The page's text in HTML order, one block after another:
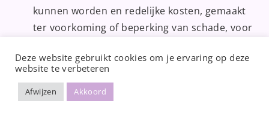
kunnen worden en redelijke kosten, gemaakt
ter voorkoming of beperking van schade, voor
kosten hebben geleid tot beperking van directe
voorwaarden. Eensgezind is nimmer
Deze website gebruikt cookies om je ervaring op deze
website te verbeteren
Afwijzen Akkoord